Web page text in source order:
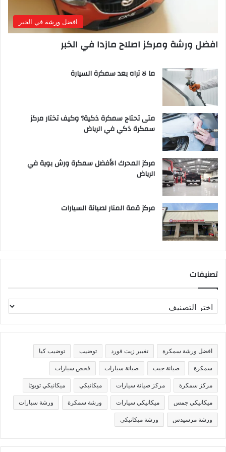
افضل ورشة في الخبر
افضل ورشة ومركز اصلاح مازدا في الخبر
ما لا تراه بعد سمكرة السيارة
متى تحتاج سمكرة ذكية؟ وكيف تختار مركز
سمكرة ذكي في الرياض
مركز المحرك الأفضل سمكرة ورش بوية في
الرياض
مركز قمة المنار لصيانة السيارات
تصنيفات
ص
ن
ف
ا
افضل ورشة سمكرة تغيير زيت فورد توضيب توضيب كيا
سمكرة صيانة جيب صيانة سيارات فحص سيارات
مركز سمكرة مركز صيانة سيارات ميكانيكي ميكانيكي تويوتا
ميكانيكي جمس ميكانيكي سيارات ورشة سمكرة ورشة سيارات
ورشة مرسيدس ورشة ميكانيكي